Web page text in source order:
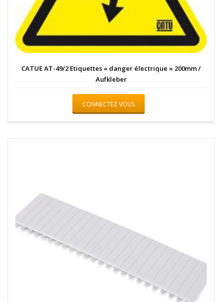
CATUE AT-49/2 Etiquettes « danger électrique » 200mm /
Aufkleber
CONNECTEZ VOUS